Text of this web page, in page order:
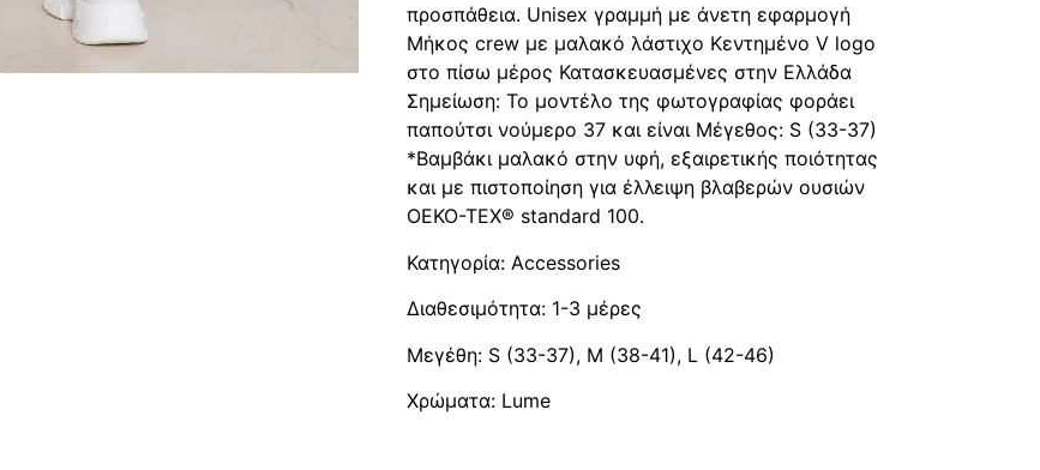
προσπάθεια. Unisex γραμμή με άνετη εφαρμογή
Μήκος crew με μαλακό λάστιχο Κεντημένο V logo
στο πίσω μέρος Κατασκευασμένες στην Ελλάδα
Σημείωση: Το μοντέλο της φωτογραφίας φοράει
παπούτσι νούμερο 37 και είναι Μέγεθος: S (33-37)
*Βαμβάκι μαλακό στην υφή, εξαιρετικής ποιότητας
και με πιστοποίηση για έλλειψη βλαβερών ουσιών
OEKO-TEX® standard 100.
Κατηγορία: Accessories
Διαθεσιμότητα: 1-3 μέρες
Μεγέθη: S (33-37), M (38-41), L (42-46)
Χρώματα: Lume